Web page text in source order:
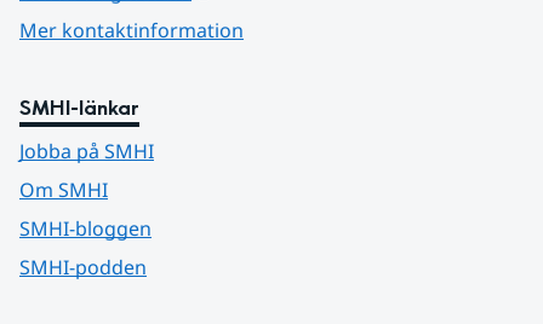
Mer kontaktinformation
SMHI-länkar
Jobba på SMHI
Om SMHI
SMHI-bloggen
SMHI-podden